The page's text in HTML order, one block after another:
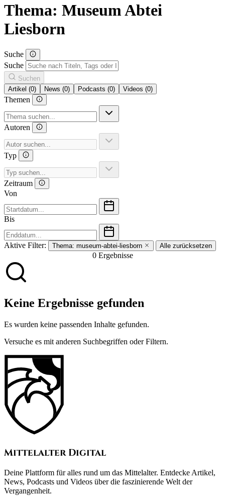
Thema: Museum Abtei
Liesborn
Suche
Suche
Suchen
Artikel (0)
News (0) Podcasts (0) Videos (0)
Themen
Autoren
Typ
Zeitraum
Von
Bis
Aktive Filter: Thema: museum-abtei-liesborn Alle zurücksetzen
0 Ergebnisse
Keine Ergebnisse gefunden
Es wurden keine passenden Inhalte gefunden.
Versuche es mit anderen Suchbegriffen oder Filtern.
Mittelalter Digital
Deine Plattform für alles rund um das Mittelalter. Entdecke Artikel,
News, Podcasts und Videos über die faszinierende Welt der
Vergangenheit.